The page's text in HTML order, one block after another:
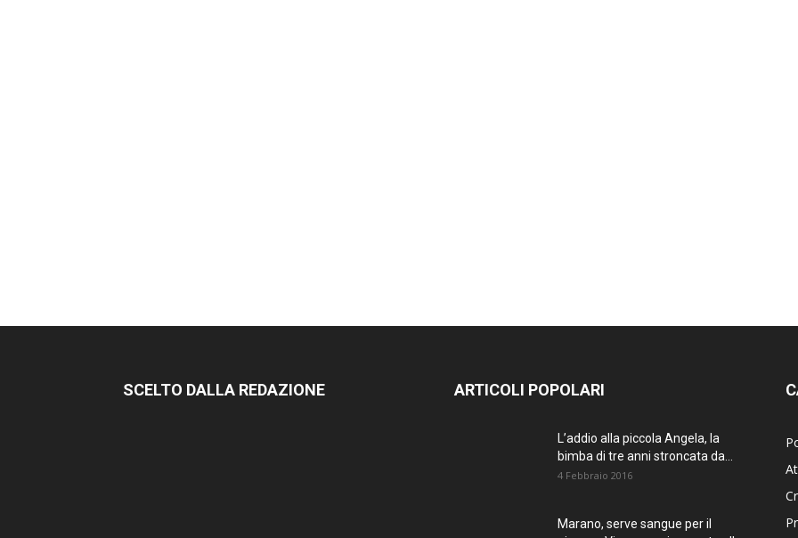
SCELTO DALLA REDAZIONE ARTICOLI POPOLARI
L’addio alla piccola Angela, la
bimba di tre anni stroncata da...
4 Febbraio 2016
Marano, serve sangue per il